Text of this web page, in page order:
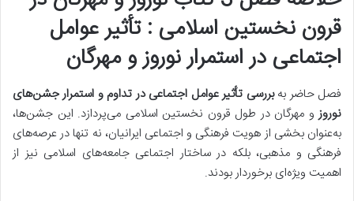
قرون نخستین اسلامی : تأثیر عوامل
اجتماعی در استمرار نوروز و مهرگان
فصل حاضر بهبررسی تأثیر عوامل اجتماعی در تداوم و استمرار جشن‌های
نوروز و مهرگان در طول قرون نخستین اسلامی می‌پردازد. این جشن‌ها،
به‌عنوان بخشی از هویت فرهنگی و اجتماعی ایرانیان، نه تنها در عرصه‌های
فرهنگی و مذهبی، بلکه در ساختار اجتماعی جامعه‌های اسلامی نیز از
اهمیت ویژه‌ای برخوردار بودند.